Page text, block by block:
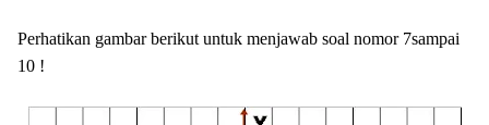
Perhatikan gambar berikut untuk menjawab soal nomor 7sampai
10 !